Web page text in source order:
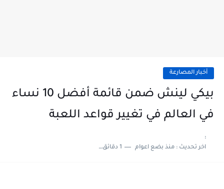
أخبار المصارعة
بيكي لينش ضمن قائمة أفضل 10 نساء
في العالم في تغيير قواعد اللعبة
:
اخر تحديث :منذ بضع اعوام 1 دقائق للقراءة